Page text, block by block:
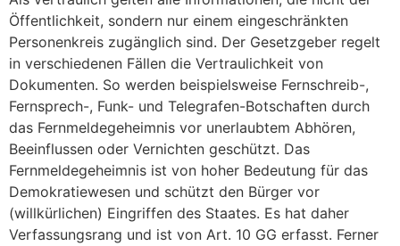
Öffentlichkeit, sondern nur einem eingeschränkten
Personenkreis zugänglich sind. Der Gesetzgeber regelt
in verschiedenen Fällen die Vertraulichkeit von
Dokumenten. So werden beispielsweise Fernschreib-,
Fernsprech-, Funk- und Telegrafen-Botschaften durch
das Fernmeldegeheimnis vor unerlaubtem Abhören,
Beeinflussen oder Vernichten geschützt. Das
Fernmeldegeheimnis ist von hoher Bedeutung für das
Demokratiewesen und schützt den Bürger vor
(willkürlichen) Eingriffen des Staates. Es hat daher
Verfassungsrang und ist von Art. 10 GG erfasst. Ferner